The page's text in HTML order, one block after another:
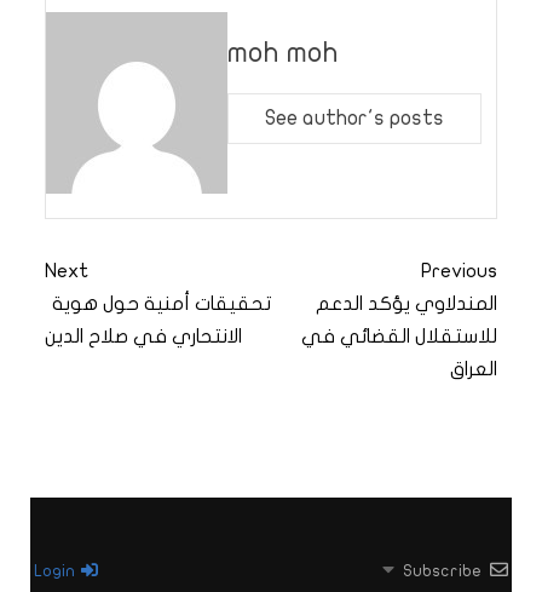
moh moh
See author's posts
Previous
المندلاوي يؤكد الدعم
للاستقلال القضائي في
العراق
Next
تحقيقات أمنية حول هوية
الانتحاري في صلاح الدين
Subscribe